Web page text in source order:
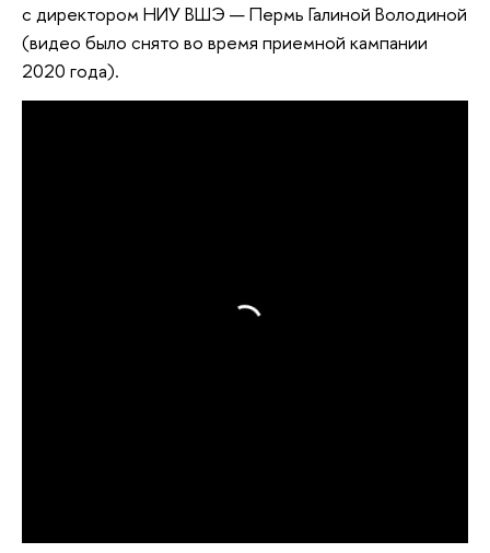
с директором НИУ ВШЭ — Пермь Галиной Володиной
(видео было снято во время приемной кампании
2020 года).